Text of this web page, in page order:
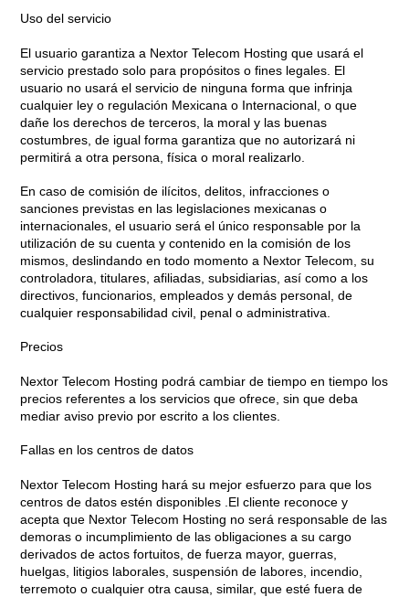
Uso del servicio
El usuario garantiza a Nextor Telecom Hosting que usará el
servicio prestado solo para propósitos o fines legales. El
usuario no usará el servicio de ninguna forma que infrinja
cualquier ley o regulación Mexicana o Internacional, o que
dañe los derechos de terceros, la moral y las buenas
costumbres, de igual forma garantiza que no autorizará ni
permitirá a otra persona, física o moral realizarlo.
En caso de comisión de ilícitos, delitos, infracciones o
sanciones previstas en las legislaciones mexicanas o
internacionales, el usuario será el único responsable por la
utilización de su cuenta y contenido en la comisión de los
mismos, deslindando en todo momento a Nextor Telecom, su
controladora, titulares, afiliadas, subsidiarias, así como a los
directivos, funcionarios, empleados y demás personal, de
cualquier responsabilidad civil, penal o administrativa.
Precios
Nextor Telecom Hosting podrá cambiar de tiempo en tiempo los
precios referentes a los servicios que ofrece, sin que deba
mediar aviso previo por escrito a los clientes.
Fallas en los centros de datos
Nextor Telecom Hosting hará su mejor esfuerzo para que los
centros de datos estén disponibles .El cliente reconoce y
acepta que Nextor Telecom Hosting no será responsable de las
demoras o incumplimiento de las obligaciones a su cargo
derivados de actos fortuitos, de fuerza mayor, guerras,
huelgas, litigios laborales, suspensión de labores, incendio,
terremoto o cualquier otra causa, similar, que esté fuera de